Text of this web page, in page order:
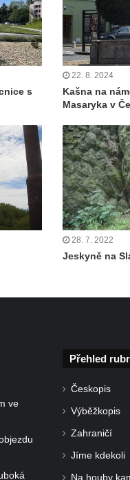
s
22. 8. 2024
Kašna na
Masaryka v
28. 7. 2022
Jeskyně na
ve
Přehled
Českopis
Výběžkopis
Zahraničí
Jíme kdekoli
Na houby